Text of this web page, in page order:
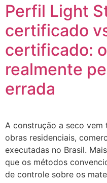
Perfil Light
certificado
certificado:
realmente
errada
A construção a seco
obras residenciais,
executadas no Brasil.
que os métodos
de controle sobre os